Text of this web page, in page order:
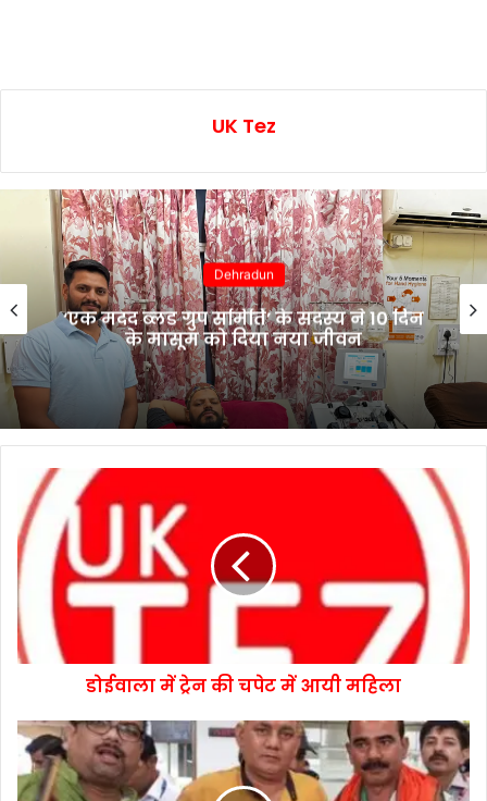
UK Tez
Dehradun
‘एक मदद ब्लड ग्रुप समिति’ के सदस्य ने 10 दिन
के मासूम को दिया नया जीवन
डोईवाला में ट्रेन की चपेट में आयी महिला